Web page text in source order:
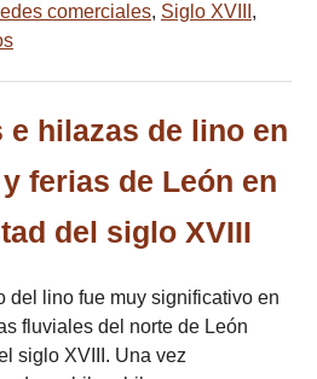
comerciales, Siglo XVIII ,
e hilazas de lino en
ferias de León en
del siglo XVIII
del lino fue muy significativo en
fluviales del norte de León
siglo XVIII. Una vez